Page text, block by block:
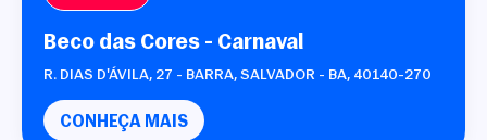
Beco das Cores - Carnaval
R. DIAS D'ÁVILA, 27 - BARRA, SALVADOR - BA, 40140-270
CONHEÇA MAIS